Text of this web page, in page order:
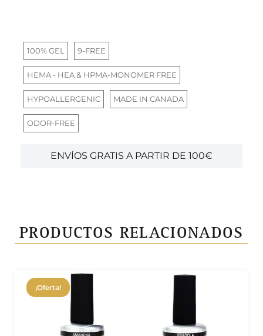
100% GEL 9-FREE
HEMA - HEA & HPMA-MONOMER FREE
HYPOALLERGENIC MADE IN CANADA
ODOR-FREE
ENVÍOS GRATIS A PARTIR DE 100€
PRODUCTOS RELACIONADOS
¡Oferta!